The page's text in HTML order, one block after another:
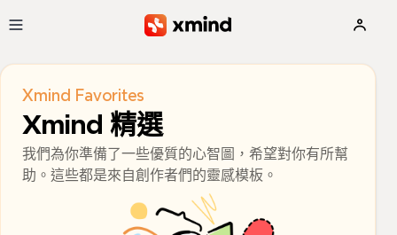
Xmind Favorites
Xmind 精選
我們為你準備了一些優質的心智圖，希望對你有所幫
助。這些都是來自創作者們的靈感模板。